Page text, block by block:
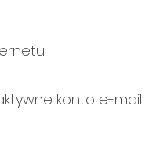
konto e-mail.